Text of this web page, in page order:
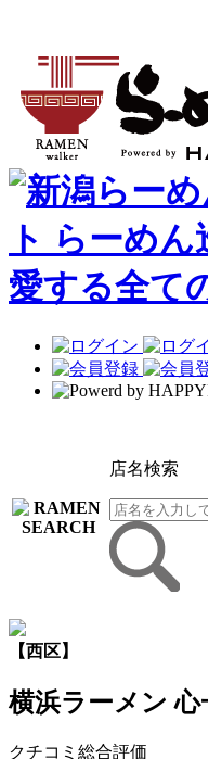
店名検索
【西区】
横浜ラーメン 心
クチコミ総合評価